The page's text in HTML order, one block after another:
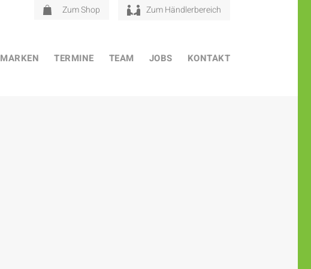
Zum Shop Zum Händlerbereich
MARKEN TERMINE TEAM JOBS KONTAKT